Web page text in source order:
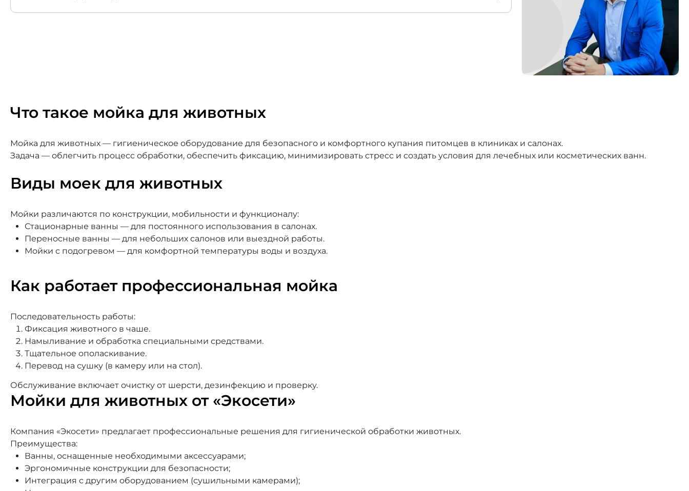
Что такое мойка для животных
Мойка для животных — гигиеническое оборудование для безопасного и комфортного купания питомцев в клиниках и салонах.
Задача — облегчить процесс обработки, обеспечить фиксацию, минимизировать стресс и создать условия для лечебных или косметических ванн.
Виды моек для животных
Мойки различаются по конструкции, мобильности и функционалу:
Стационарные ванны — для постоянного использования в салонах.
Переносные ванны — для небольших салонов или выездной работы.
Мойки с подогревом — для комфортной температуры воды и воздуха.
Как работает профессиональная мойка
Последовательность работы:
Фиксация животного в чаше.
Намыливание и обработка специальными средствами.
Тщательное ополаскивание.
Перевод на сушку (в камеру или на стол).
Обслуживание включает очистку от шерсти, дезинфекцию и проверку.
Мойки для животных от «Экосети»
Компания «Экосети» предлагает профессиональные решения для гигиенической обработки животных.
Преимущества:
Ванны, оснащенные необходимыми аксессуарами;
Эргономичные конструкции для безопасности;
Интеграция с другим оборудованием (сушильными камерами);